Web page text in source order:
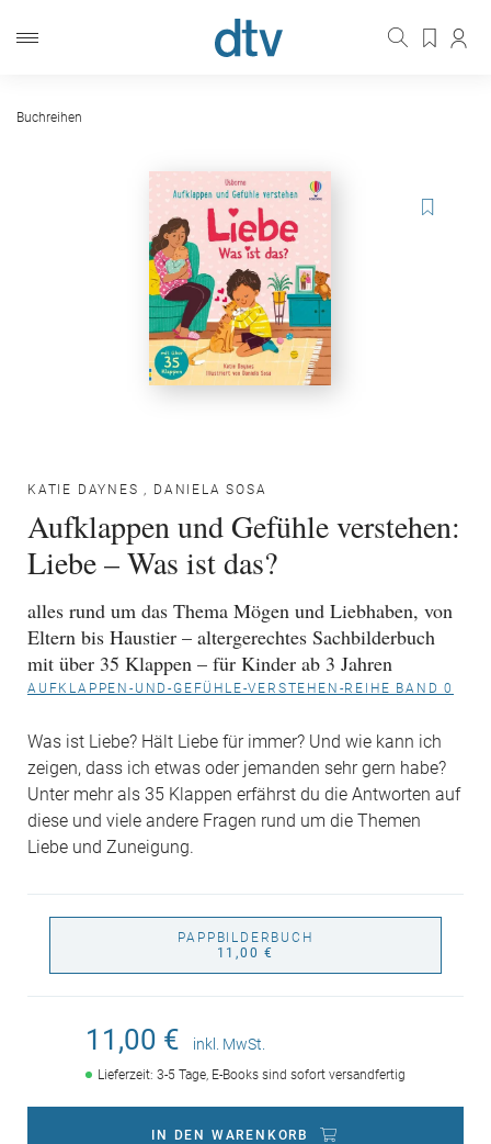
Buchreihen
KATIE DAYNES , DANIELA SOSA
Aufklappen und Gefühle verstehen:
Liebe – Was ist das?
alles rund um das Thema Mögen und Liebhaben, von
Eltern bis Haustier – altergerechtes Sachbilderbuch
mit über 35 Klappen – für Kinder ab 3 Jahren
AUFKLAPPEN-UND-GEFÜHLE-VERSTEHEN-REIHE BAND 0
Was ist Liebe? Hält Liebe für immer? Und wie kann ich
zeigen, dass ich etwas oder jemanden sehr gern habe?
Unter mehr als 35 Klappen erfährst du die Antworten auf
diese und viele andere Fragen rund um die Themen
Liebe und Zuneigung.
PAPPBILDERBUCH
11,00 €
11,00 € inkl. MwSt.
Lieferzeit: 3-5 Tage, E-Books sind sofort versandfertig
IN DEN WARENKORB